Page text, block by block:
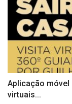
Aplicação móvel
virtuais...